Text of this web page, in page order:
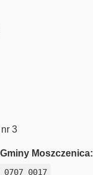
3
Moszczenica:
0017